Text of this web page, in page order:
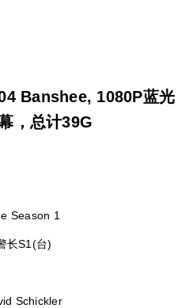
Banshee, 1080P蓝光
，总计39G
Season 1
长S1(台)
Schickler